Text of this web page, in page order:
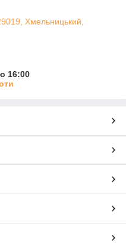
Хмельницький,
16:00